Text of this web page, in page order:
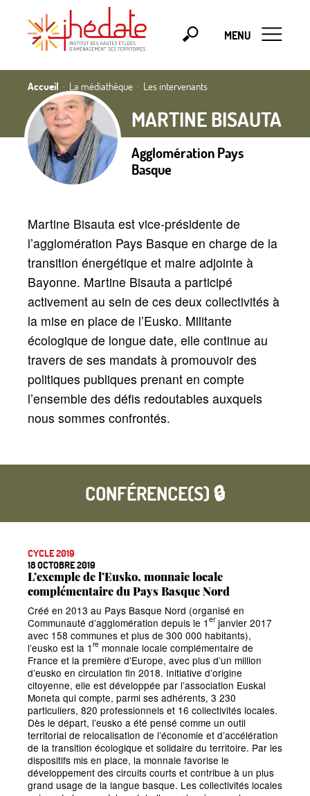
MENU
Accueil La médiathèque Les intervenants
MARTINE BISAUTA
Agglomération Pays
Basque
Martine Bisauta est vice-présidente de
l’agglomération Pays Basque en charge de la
transition énergétique et maire adjointe à
Bayonne. Martine Bisauta a participé
activement au sein de ces deux collectivités à
la mise en place de l’Eusko. Militante
écologique de longue date, elle continue au
travers de ses mandats à promouvoir des
politiques publiques prenant en compte
l’ensemble des défis redoutables auxquels
nous sommes confrontés.
CONFÉRENCE(S) 🔒
CYCLE 2019
18 OCTOBRE 2019
L’exemple de l’Eusko, monnaie locale
complémentaire du Pays Basque Nord
Créé en 2013 au Pays Basque Nord (organisé en
Communauté d’agglomération depuis le 1 erjanvier 2017
avec 158 communes et plus de 300 000 habitants),
l’eusko est la 1 re monnaie locale complémentaire de
France et la première d’Europe, avec plus d’un million
d’eusko en circulation fin 2018. Initiative d’origine
citoyenne, elle est développée par l’association Euskal
Moneta qui compte, parmi ses adhérents, 3 230
particuliers, 820 professionnels et 16 collectivités locales.
Dès le départ, l’eusko a été pensé comme un outil
territorial de relocalisation de l’économie et d’accélération
de la transition écologique et solidaire du territoire. Par les
dispositifs mis en place, la monnaie favorise le
développement des circuits courts et contribue à un plus
grand usage de la langue basque. Les collectivités locales